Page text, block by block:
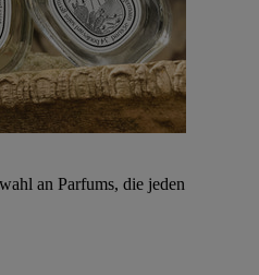
an Parfums, die jeden